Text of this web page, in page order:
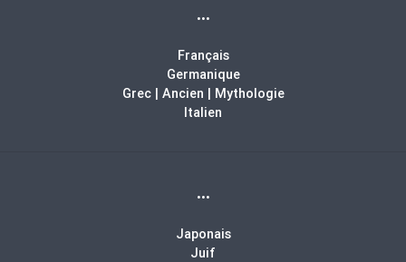
...
Français
Germanique
Grec | Ancien | Mythologie
Italien
...
Japonais
Juif